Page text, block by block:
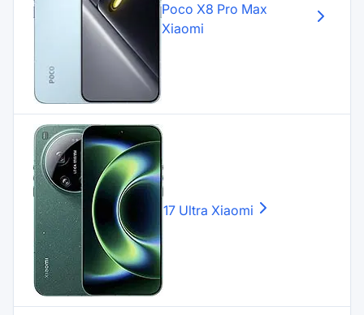
Poco X8 Pro Max
Xiaomi
17 Ultra Xiaomi